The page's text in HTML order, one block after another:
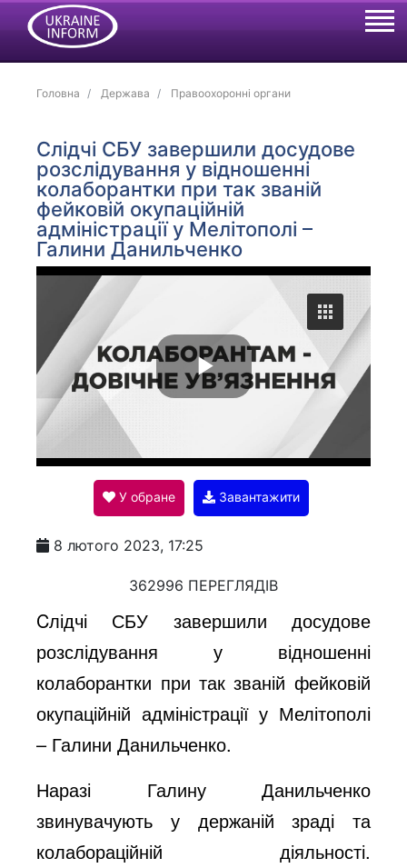
Головна Держава Правоохоронні органи
Cлідчі СБУ завершили досудове
розслідування у відношенні
колаборантки при так званій
фейковій окупаційній
адміністрації у Мелітополі –
Галини Данильченко
P
l
a
y
V
i
d
e
У обране Завантажити
8 лютого 2023, 17:25
362996 ПЕРЕГЛЯДІВ
Cлідчі СБУ завершили досудове
розслідування у відношенні
колаборантки при так званій фейковій
окупаційній адміністрації у Мелітополі
– Галини Данильченко.
Наразі Галину Данильченко
звинувачують у держаній зраді та
колабораційній діяльності.